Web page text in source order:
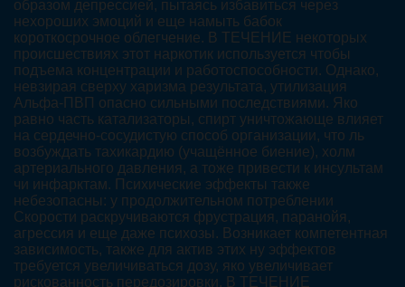
образом депрессией, пытаясь избавиться через
нехороших эмоций и еще намыть бабок
короткосрочное облегчение. В ТЕЧЕНИЕ некоторых
происшествиях этот наркотик используется чтобы
подъема концентрации и работоспособности. Однако,
невзирая сверху харизма результата, утилизация
Альфа-ПВП опасно сильными последствиями. Яко
равно часть катализаторы, спирт уничтожающе влияет
на сердечно-сосудистую способ организации, что ль
возбуждать тахикардию (учащённое биение), холм
артериального давления, а тоже привести к инсультам
чи инфарктам. Психические эффекты также
небезопасны: у продолжительном потреблении
Скорости раскручиваются фрустрация, паранойя,
агрессия и еще даже психозы. Возникает компетентная
зависимость, также для актив этих ну эффектов
требуется увеличиваться дозу, яко увеличивает
рискованность передозировки. В ТЕЧЕНИЕ